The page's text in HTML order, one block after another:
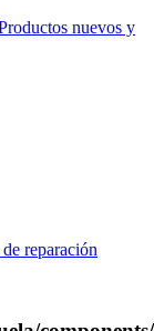
nuevos y
reparación